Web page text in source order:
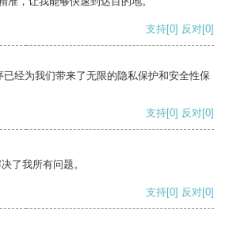
支持[0] 反对[0]
经为我们带来了无限的隐私保护和安全性保
支持[0] 反对[0]
了我所有问题。
支持[0] 反对[0]